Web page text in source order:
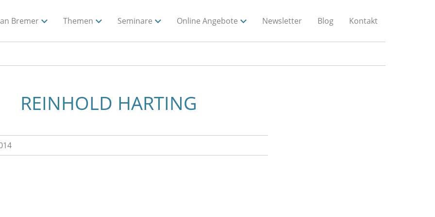
Bremer Themen Seminare Online Angebote Newsletter Blog Kontakt
REINHOLD HARTING